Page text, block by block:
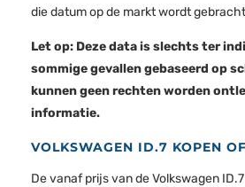
die datum op de markt wordt
Let op: Deze data is slechts ter
sommige gevallen gebaseerd op
kunnen geen rechten worden
informatie.
VOLKSWAGEN ID.7 KOPEN
De vanaf prijs van de Volkswagen